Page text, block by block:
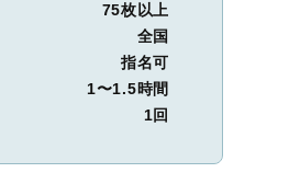
75枚以上
全国
指名可
1〜1.5時間
1回